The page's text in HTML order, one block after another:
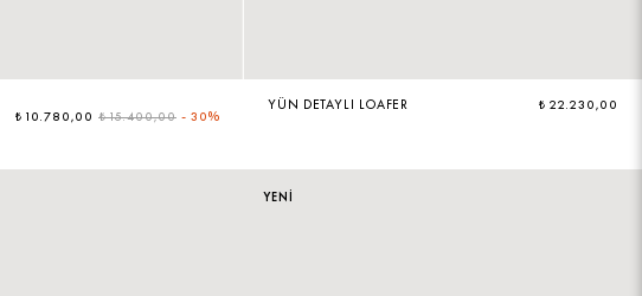
₺ 10.780,00 ₺ 15.400,00 - 30%
YÜN DETAYLI LOAFER ₺ 22.230,00
YENİ